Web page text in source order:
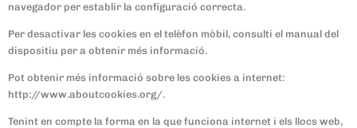
navegador per establir la configuració correcta.
Per desactivar les cookies en el telèfon mòbil, consulti el manual del
dispositiu per a obtenir més informació.
Pot obtenir més informació sobre les cookies a internet:
http://www.aboutcookies.org/.
Tenint en compte la forma en la que funciona internet i els llocs web,